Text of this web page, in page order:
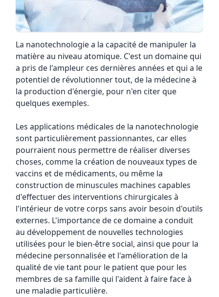
La nanotechnologie a la capacité de manipuler la
matière au niveau atomique. C'est un domaine qui
a pris de l'ampleur ces dernières années et qui a le
potentiel de révolutionner tout, de la médecine à
la production d'énergie, pour n'en citer que
quelques exemples.
Les applications médicales de la nanotechnologie
sont particulièrement passionnantes, car elles
pourraient nous permettre de réaliser diverses
choses, comme la création de nouveaux types de
vaccins et de médicaments, ou même la
construction de minuscules machines capables
d'effectuer des interventions chirurgicales à
l'intérieur de votre corps sans avoir besoin d'outils
externes. L'importance de ce domaine a conduit
au développement de nouvelles technologies
utilisées pour le bien-être social, ainsi que pour la
médecine personnalisée et l'amélioration de la
qualité de vie tant pour le patient que pour les
membres de sa famille qui l'aident à faire face à
une maladie particulière.